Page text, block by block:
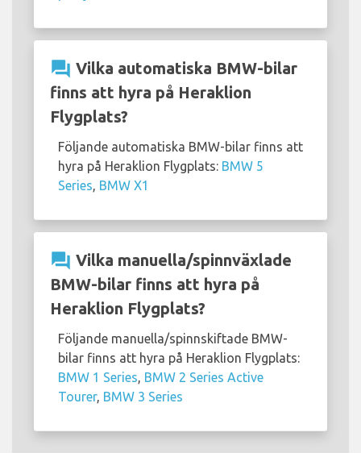
question_answer Vilka automatiska BMW-bilar
finns att hyra på Heraklion
Flygplats?
Följande automatiska BMW-bilar finns att
hyra på Heraklion Flygplats: BMW 5
Series BMW X1
question_answer Vilka manuella/spinnväxlade
BMW-bilar finns att hyra på
Heraklion Flygplats?
Följande manuella/spinnskiftade BMW-
bilar finns att hyra på Heraklion Flygplats:
BMW 1 Series BMW 2 Series Active
Tourer, BMW 3 Series